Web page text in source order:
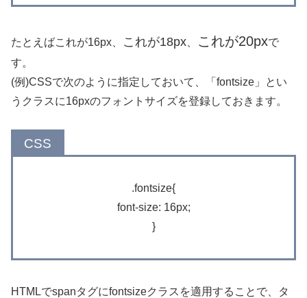
たとえばこれが16px これが18px これが20pxで
す。
(例)CSSで次のように指定しておいて、「fontsize」とい
うクラスに16pxのフォントサイズを登録しておきます。
.fontsize{
font-size: 16px;
}
HTMLでspanタグにfontsizeクラスを適用することで、タ